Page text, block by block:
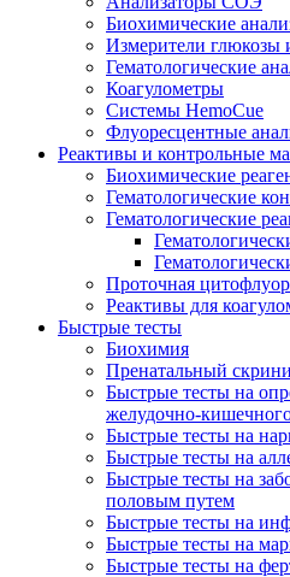
Биохимические
Измерители глюкозы
Гематологические
Коагулометры
Системы HemoCue
Флуоресцентные
Реактивы и контрольные
Биохимические
Гематологические
Гематологические
Проточная
Реактивы для
Быстрые тесты
Биохимия
Пренатальный
Быстрые тесты на
желудочно-
Быстрые тесты на
Быстрые тесты на
Быстрые тесты на
половым путем
Быстрые тесты на
Быстрые тесты на
Быстрые тесты на